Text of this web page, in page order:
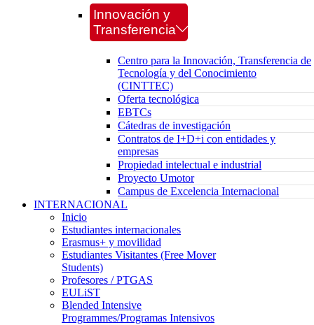
Innovación y
Transferencia
Centro para la Innovación, Transferencia de
Tecnología y del Conocimiento
(CINTTEC)
Oferta tecnológica
EBTCs
Cátedras de investigación
Contratos de I+D+i con entidades y
empresas
Propiedad intelectual e industrial
Proyecto Umotor
Campus de Excelencia Internacional
INTERNACIONAL
Inicio
Estudiantes internacionales
Erasmus+ y movilidad
Estudiantes Visitantes (Free Mover
Students)
Profesores / PTGAS
EULiST
Blended Intensive
Programmes/Programas Intensivos